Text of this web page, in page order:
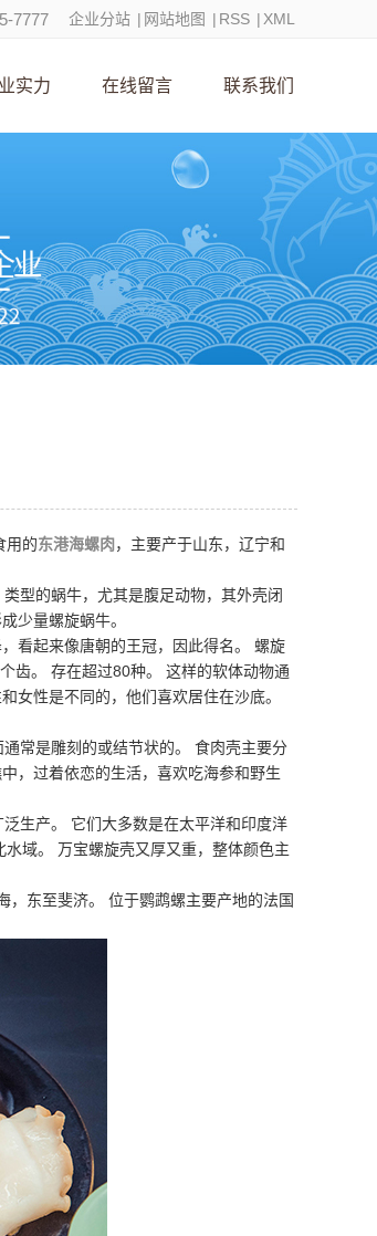
7777 企业分站 | 网站地图 | RSS | XML
实力 在线留言 联系我们
用的东港海螺肉，主要产于山东，辽宁和
型的蜗牛，尤其是腹足动物，其外壳闭
少量螺旋蜗牛。
看起来像唐朝的王冠，因此得名。 螺旋
齿。 存在超过80种。 这样的软体动物通
女性是不同的，他们喜欢居住在沙底。
常是雕刻的或结节状的。 食肉壳主要分
，过着依恋的生活，喜欢吃海参和野生
生产。 它们大多数是在太平洋和印度洋
域。 万宝螺旋壳又厚又重，整体颜色主
东至斐济。 位于鹦鹉螺主要产地的法国